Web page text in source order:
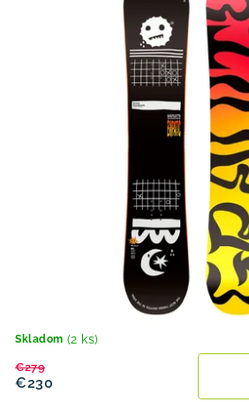
Skladom (2 ks)
€230
€279